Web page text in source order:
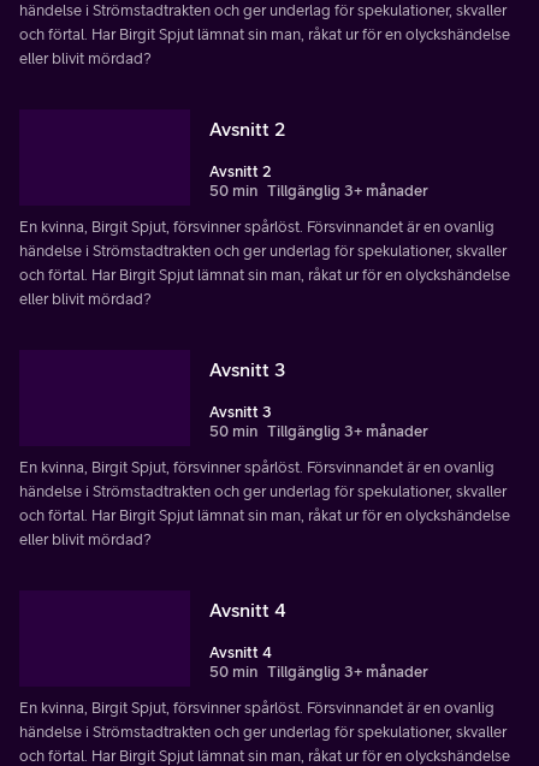
händelse i Strömstadtrakten och ger underlag för spekulationer, skvaller
och förtal. Har Birgit Spjut lämnat sin man, råkat ur för en olyckshändelse
eller blivit mördad?
Avsnitt 2
Avsnitt 2
50 min Tillgänglig 3+ månader
En kvinna, Birgit Spjut, försvinner spårlöst. Försvinnandet är en ovanlig
händelse i Strömstadtrakten och ger underlag för spekulationer, skvaller
och förtal. Har Birgit Spjut lämnat sin man, råkat ur för en olyckshändelse
eller blivit mördad?
Avsnitt 3
Avsnitt 3
50 min Tillgänglig 3+ månader
En kvinna, Birgit Spjut, försvinner spårlöst. Försvinnandet är en ovanlig
händelse i Strömstadtrakten och ger underlag för spekulationer, skvaller
och förtal. Har Birgit Spjut lämnat sin man, råkat ur för en olyckshändelse
eller blivit mördad?
Avsnitt 4
Avsnitt 4
50 min Tillgänglig 3+ månader
En kvinna, Birgit Spjut, försvinner spårlöst. Försvinnandet är en ovanlig
händelse i Strömstadtrakten och ger underlag för spekulationer, skvaller
och förtal. Har Birgit Spjut lämnat sin man, råkat ur för en olyckshändelse